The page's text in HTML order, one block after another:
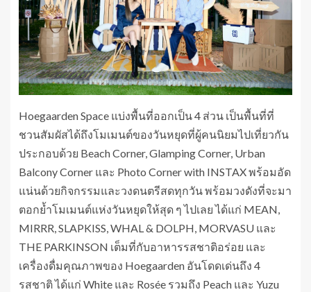
Hoegaarden Space แบ่งพื้นที่ออกเป็น 4 ส่วน เป็นพื้นที่ที่
ชวนสัมผัสได้ถึงโมเมนต์ของวันหยุดที่ผู้คนนิยมไปเที่ยวกัน
ประกอบด้วย Beach Corner, Glamping Corner, Urban
Balcony Corner และ Photo Corner with INSTAX พร้อมอัด
แน่นด้วยกิจกรรมและวงดนตรีสดทุกวัน พร้อมวงดังที่จะมา
ตอกย้ำโมเมนต์แห่งวันหยุดให้สุด ๆ ไปเลย ได้แก่ MEAN,
MIRRR, SLAPKISS, WHAL & DOLPH, MORVASU และ
THE PARKINSON เต็มที่กับอาหารรสชาติอร่อย และ
เครื่องดื่มคุณภาพของ Hoegaarden อันโดดเด่นถึง 4
รสชาติ ได้แก่ White และ Rosée รวมถึง Peach และ Yuzu